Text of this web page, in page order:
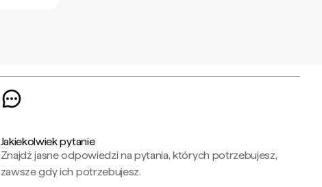
Jakiekolwiek pytanie
Znajdź jasne odpowiedzi na pytania, których potrzebujesz,
zawsze gdy ich potrzebujesz.